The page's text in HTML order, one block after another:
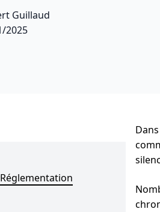
Guillaud
2025
Dans